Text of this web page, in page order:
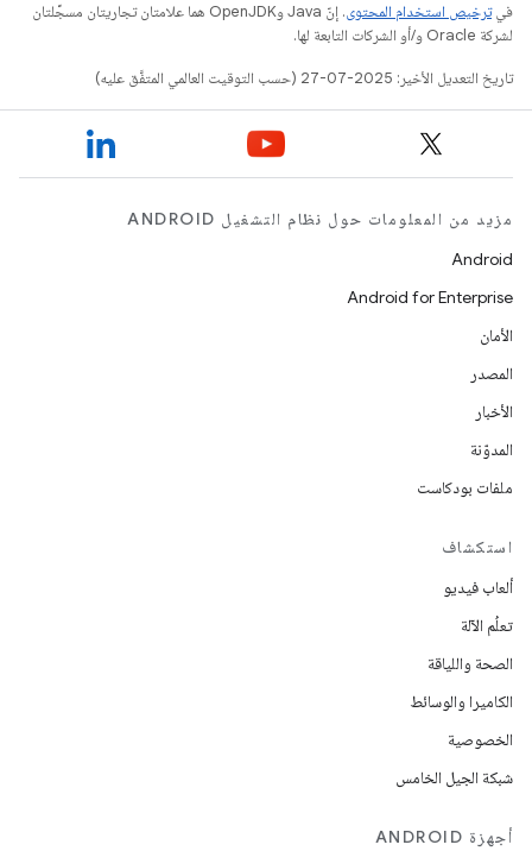
فيترخيص استخدام المحتوى
. إنّ Java وOpenJDK هما علامتان تجاريتان مسجَّلتان
لشركة Oracle و/أو الشركات التابعة لها.
تاريخ التعديل الأخير: 2025-07-27 (حسب التوقيت العالمي المتفَّق عليه)
مزيد من المعلومات حول نظام التشغيل ANDROID
Android
Android for Enterprise
الأمان
المصدر
الأخبار
المدوّنة
ملفات بودكاست
استكشاف
ألعاب فيديو
تعلُم الآلة
الصحة واللياقة
الكاميرا والوسائط
الخصوصية
شبكة الجيل الخامس
أجهزة ANDROID